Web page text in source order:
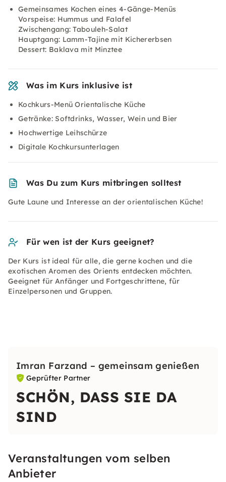
Gemeinsames Kochen eines 4-Gänge-Menüs
Vorspeise: Hummus und Falafel
Zwischengang: Tabouleh-Salat
Hauptgang: Lamm-Tajine mit Kichererbsen
Dessert: Baklava mit Minztee
Was im Kurs inklusive ist
Kochkurs-Menü Orientalische Küche
Getränke: Softdrinks, Wasser, Wein und Bier
Hochwertige Leihschürze
Digitale Kochkursunterlagen
Was Du zum Kurs mitbringen solltest
Gute Laune und Interesse an der orientalischen Küche!
Für wen ist der Kurs geeignet?
Der Kurs ist ideal für alle, die gerne kochen und die
exotischen Aromen des Orients entdecken möchten.
Geeignet für Anfänger und Fortgeschrittene, für
Einzelpersonen und Gruppen.
Imran Farzand – gemeinsam genießen
Geprüfter Partner
SCHÖN, DASS SIE DA
SIND
Veranstaltungen vom selben
Anbieter